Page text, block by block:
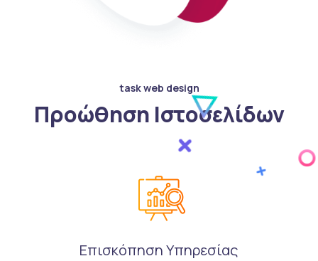
task web design
Προώθηση Ιστοσελίδων
Επισκόπηση Υπηρεσίας